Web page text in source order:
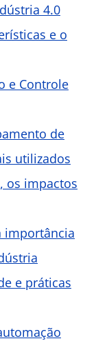
4.0
e o
e Controle
de
utilizados
os impactos
importância
e práticas